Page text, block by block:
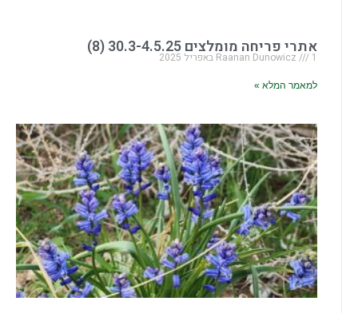
אתרי פריחה מומלצים 30.3-4.5.25 (8)
Raanan Dunowicz 1 באפריל 2025
למאמר המלא »